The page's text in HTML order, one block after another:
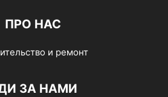
ПРО НАС
и ремонт
ЗА НАМИ